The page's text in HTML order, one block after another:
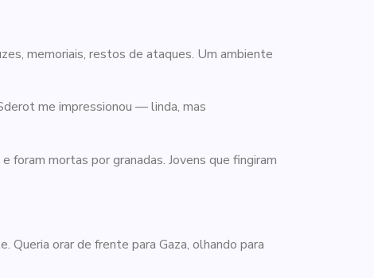
memoriais, restos de ataques. Um ambiente
me impressionou — linda, mas
foram mortas por granadas. Jovens que fingiram
Queria orar de frente para Gaza, olhando para